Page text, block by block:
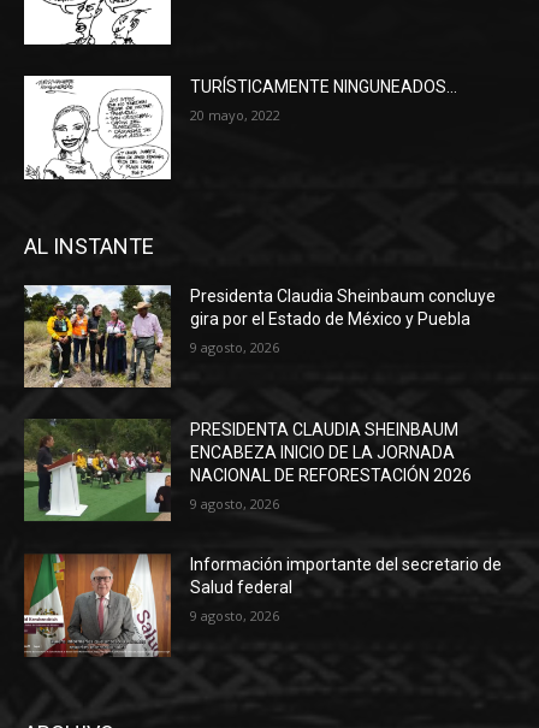
TURÍSTICAMENTE NINGUNEADOS…
20 mayo, 2022
AL INSTANTE
Presidenta Claudia Sheinbaum concluye
gira por el Estado de México y Puebla
9 agosto, 2026
PRESIDENTA CLAUDIA SHEINBAUM
ENCABEZA INICIO DE LA JORNADA
NACIONAL DE REFORESTACIÓN 2026
9 agosto, 2026
Información importante del secretario de
Salud federal
9 agosto, 2026